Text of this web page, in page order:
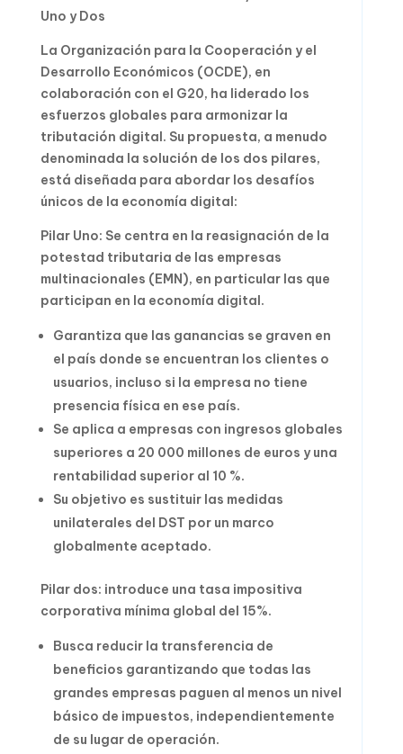
Uno y Dos
La Organización para la Cooperación y el
Desarrollo Económicos (OCDE), en
colaboración con el G20, ha liderado los
esfuerzos globales para armonizar la
tributación digital. Su propuesta, a menudo
denominada la solución de los dos pilares,
está diseñada para abordar los desafíos
únicos de la economía digital:
Pilar Uno: Se centra en la reasignación de la
potestad tributaria de las empresas
multinacionales (EMN), en particular las que
participan en la economía digital.
Garantiza que las ganancias se graven en
el país donde se encuentran los clientes o
usuarios, incluso si la empresa no tiene
presencia física en ese país.
Se aplica a empresas con ingresos globales
superiores a 20 000 millones de euros y una
rentabilidad superior al 10 %.
Su objetivo es sustituir las medidas
unilaterales del DST por un marco
globalmente aceptado.
Pilar dos: introduce una tasa impositiva
corporativa mínima global del 15%.
Busca reducir la transferencia de
beneficios garantizando que todas las
grandes empresas paguen al menos un nivel
básico de impuestos, independientemente
de su lugar de operación.